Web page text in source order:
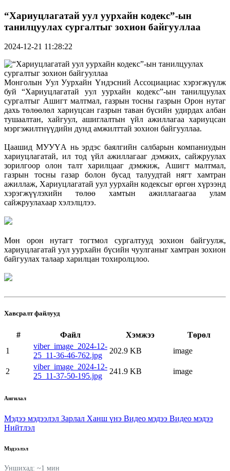
“Хариуцлагатай уул уурхайн кодекс”-ын
танилцуулах сургалтыг зохион байгууллаа
2024-12-21 11:28:22
Монголын Уул Уурхайн Үндэсний Ассоциациас хэрэгжүүлж
буй “Хариуцлагатай уул уурхайн кодекс”-ын танилцуулах
сургалтыг Ашигт малтмал, газрын тосны газрын Орон нутаг
дахь төлөөлөл хариуцсан газрын таван бүсийн удирдах албан
тушаалтан, хайгуул, ашиглалтын үйл ажиллагаа хариуцсан
мэргэжилтнүүдийн дунд амжилттай зохион байгууллаа.
Цаашид МУУҮА нь эрдэс баялгийн салбарын компаниудын
хариуцлагатай, ил тод үйл ажиллагааг дэмжих, сайжруулах
зорилгоор олон талт харилцааг дэмжиж, Ашигт малтмал,
газрын тосны газар болон бусад талуудтай нягт хамтран
ажиллаж, Хариуцлагатай уул уурхайн кодексыг өргөн хүрээнд
хэрэгжүүлэхийн төлөө хамтын ажиллагаагаа улам
сайжруулахаар хэлэлцлээ.
Мөн орон нутагт тогтмол сургалтууд зохион байгуулж,
хариуцлагатай уул уурхайн бүсийн чуулганыг хамтран зохион
байгуулах талаар харилцан тохиролцлоо.
Хавсралт файлууд
# Файл Хэмжээ
Төрөл
1
viber_image_2024-12-
25_11-36-46-762.jpg
202.9 KB image
2
viber_image_2024-12-
25_11-37-50-195.jpg
241.9 KB image
Ангилал
Мэдээ мэдээлэл Зарлал Ханш үнэ Видео мэдээ Видео мэдээ
Нийтлэл
Мэдээлэл
Уншихад: ~1 мин